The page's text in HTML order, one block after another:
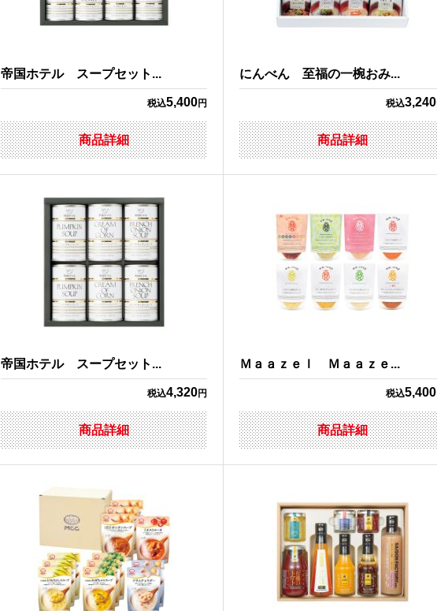
帝国ホテル スープセット...
税込5,400円
商品詳細
にんべん 至福の一椀おみ...
税込3,240
商品詳細
帝国ホテル スープセット...
税込4,320円
商品詳細
Ｍａａｚｅｌ Ｍａａｚｅ...
税込5,400
商品詳細